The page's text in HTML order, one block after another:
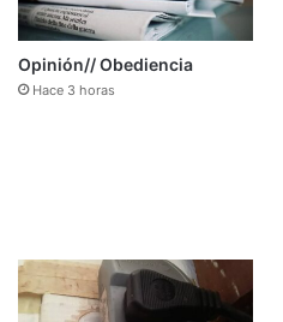
Opinión// Obediencia
Hace 3 horas